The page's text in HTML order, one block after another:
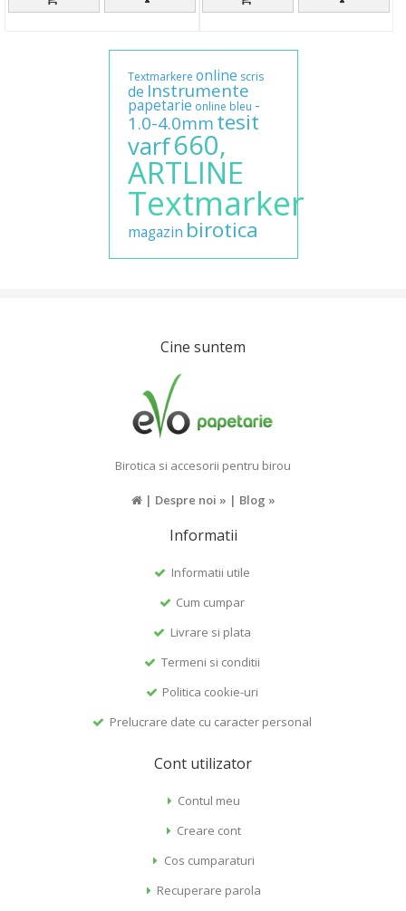
Textmarkere online scris
de Instrumente
papetarie online bleu -
1.0-4.0mmtesit
varf660,
ARTLINE
Textmarker
magazin birotica
Cine suntem
Birotica si accesorii pentru birou
| Despre noi » | Blog »
Informatii
Informatii utile
Cum cumpar
Livrare si plata
Termeni si conditii
Politica cookie-uri
Prelucrare date cu caracter personal
Cont utilizator
Contul meu
Creare cont
Cos cumparaturi
Recuperare parola